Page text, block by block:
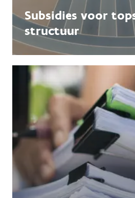
Subsidies voor
structuur